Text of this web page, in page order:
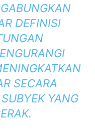
DEFINISI
SECARA
YANG